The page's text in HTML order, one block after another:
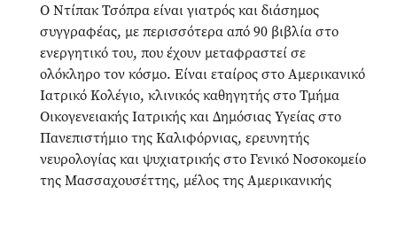
Ο Ντίπακ Τσόπρα είναι γιατρός και διάσημος
συγγραφέας, με περισσότερα από 90 βιβλία στο
ενεργητικό του, που έχουν μεταφραστεί σε
ολόκληρο τον κόσμο. Είναι εταίρος στο Αμερικανικό
Ιατρικό Κολέγιο, κλινικός καθηγητής στο Τμήμα
Οικογενειακής Ιατρικής και Δημόσιας Υγείας στο
Πανεπιστήμιο της Καλιφόρνιας, ερευνητής
νευρολογίας και ψυχιατρικής στο Γενικό Νοσοκομείο
της Μασσαχουσέττης, μέλος της Αμερικανικής